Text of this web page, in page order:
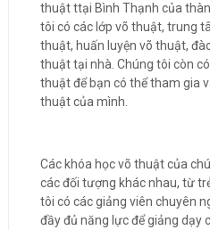
thuật ttại Bình Thạnh của
tôi có các lớp võ thuật, trung
thuật, huấn luyện võ thuật,
thuật tại nhà. Chúng tôi còn
thuật để bạn có thể tham gia
thuật của mình.
Các khóa học võ thuật của
các đối tượng khác nhau, từ
tôi có các giảng viên chuyên
đầy đủ năng lực để giảng dạy